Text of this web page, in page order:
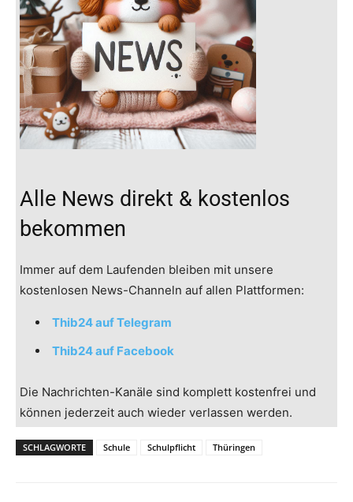
Alle News direkt & kostenlos
bekommen
Immer auf dem Laufenden bleiben mit unsere
kostenlosen News-Channeln auf allen Plattformen:
Thib24 auf Telegram
Thib24 auf Facebook
Die Nachrichten-Kanäle sind komplett kostenfrei und
können jederzeit auch wieder verlassen werden.
SCHLAGWORTE Schule Schulpflicht Thüringen